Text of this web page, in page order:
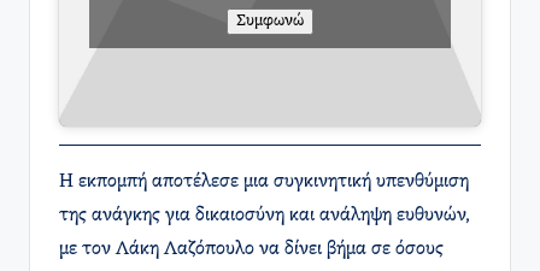
Συμφωνώ
Η εκπομπή αποτέλεσε μια συγκινητική υπενθύμιση
της ανάγκης για δικαιοσύνη και ανάληψη ευθυνών,
με τον Λάκη Λαζόπουλο να δίνει βήμα σε όσους